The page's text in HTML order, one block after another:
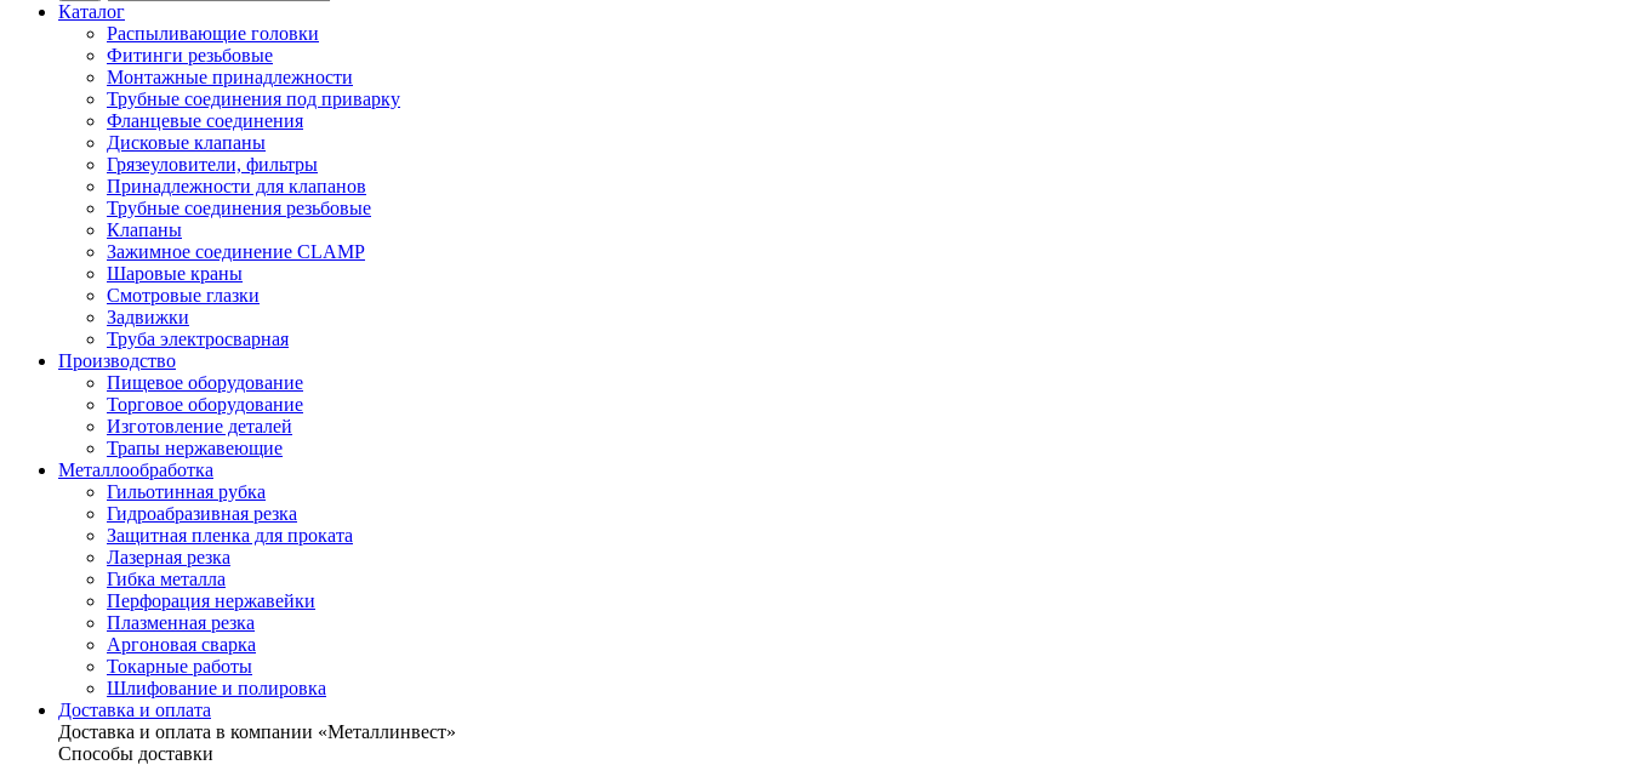
Каталог
Распыливающие головки
Фитинги резьбовые
Монтажные принадлежности
Трубные соединения под приварку
Фланцевые соединения
Дисковые клапаны
Грязеуловители, фильтры
Принадлежности для клапанов
Трубные соединения резьбовые
Клапаны
Зажимное соединение CLAMP
Шаровые краны
Смотровые глазки
Задвижки
Труба электросварная
Производство
Пищевое оборудование
Торговое оборудование
Изготовление деталей
Трапы нержавеющие
Металлообработка
Гильотинная рубка
Гидроабразивная резка
Защитная пленка для проката
Лазерная резка
Гибка металла
Перфорация нержавейки
Плазменная резка
Аргоновая сварка
Токарные работы
Шлифование и полировка
Доставка и оплата
Доставка и оплата в компании «Металлинвест»
Способы доставки